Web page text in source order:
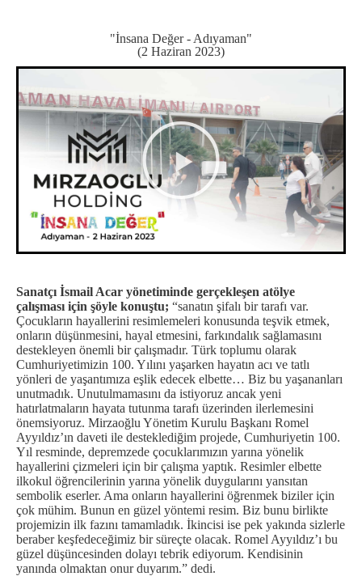
"İnsana Değer - Adıyaman"
(2 Haziran 2023)
Sanatçı İsmail Acar yönetiminde gerçekleşen atölye
çalışması için şöyle konuştu; “sanatın şifalı bir tarafı var.
Çocukların hayallerini resimlemeleri konusunda teşvik etmek,
onların düşünmesini, hayal etmesini, farkındalık sağlamasını
destekleyen önemli bir çalışmadır. Türk toplumu olarak
Cumhuriyetimizin 100. Yılını yaşarken hayatın acı ve tatlı
yönleri de yaşantımıza eşlik edecek elbette… Biz bu yaşananları
unutmadık. Unutulmamasını da istiyoruz ancak yeni
hatırlatmaların hayata tutunma tarafı üzerinden ilerlemesini
önemsiyoruz. Mirzaoğlu Yönetim Kurulu Başkanı Romel
Ayyıldız’ın daveti ile desteklediğim projede, Cumhuriyetin 100.
Yıl resminde, depremzede çocuklarımızın yarına yönelik
hayallerini çizmeleri için bir çalışma yaptık. Resimler elbette
ilkokul öğrencilerinin yarına yönelik duygularını yansıtan
sembolik eserler. Ama onların hayallerini öğrenmek biziler için
çok mühim. Bunun en güzel yöntemi resim. Biz bunu birlikte
projemizin ilk fazını tamamladık. İkincisi ise pek yakında sizlerle
beraber keşfedeceğimiz bir süreçte olacak. Romel Ayyıldız’ı bu
güzel düşüncesinden dolayı tebrik ediyorum. Kendisinin
yanında olmaktan onur duyarım.” dedi.